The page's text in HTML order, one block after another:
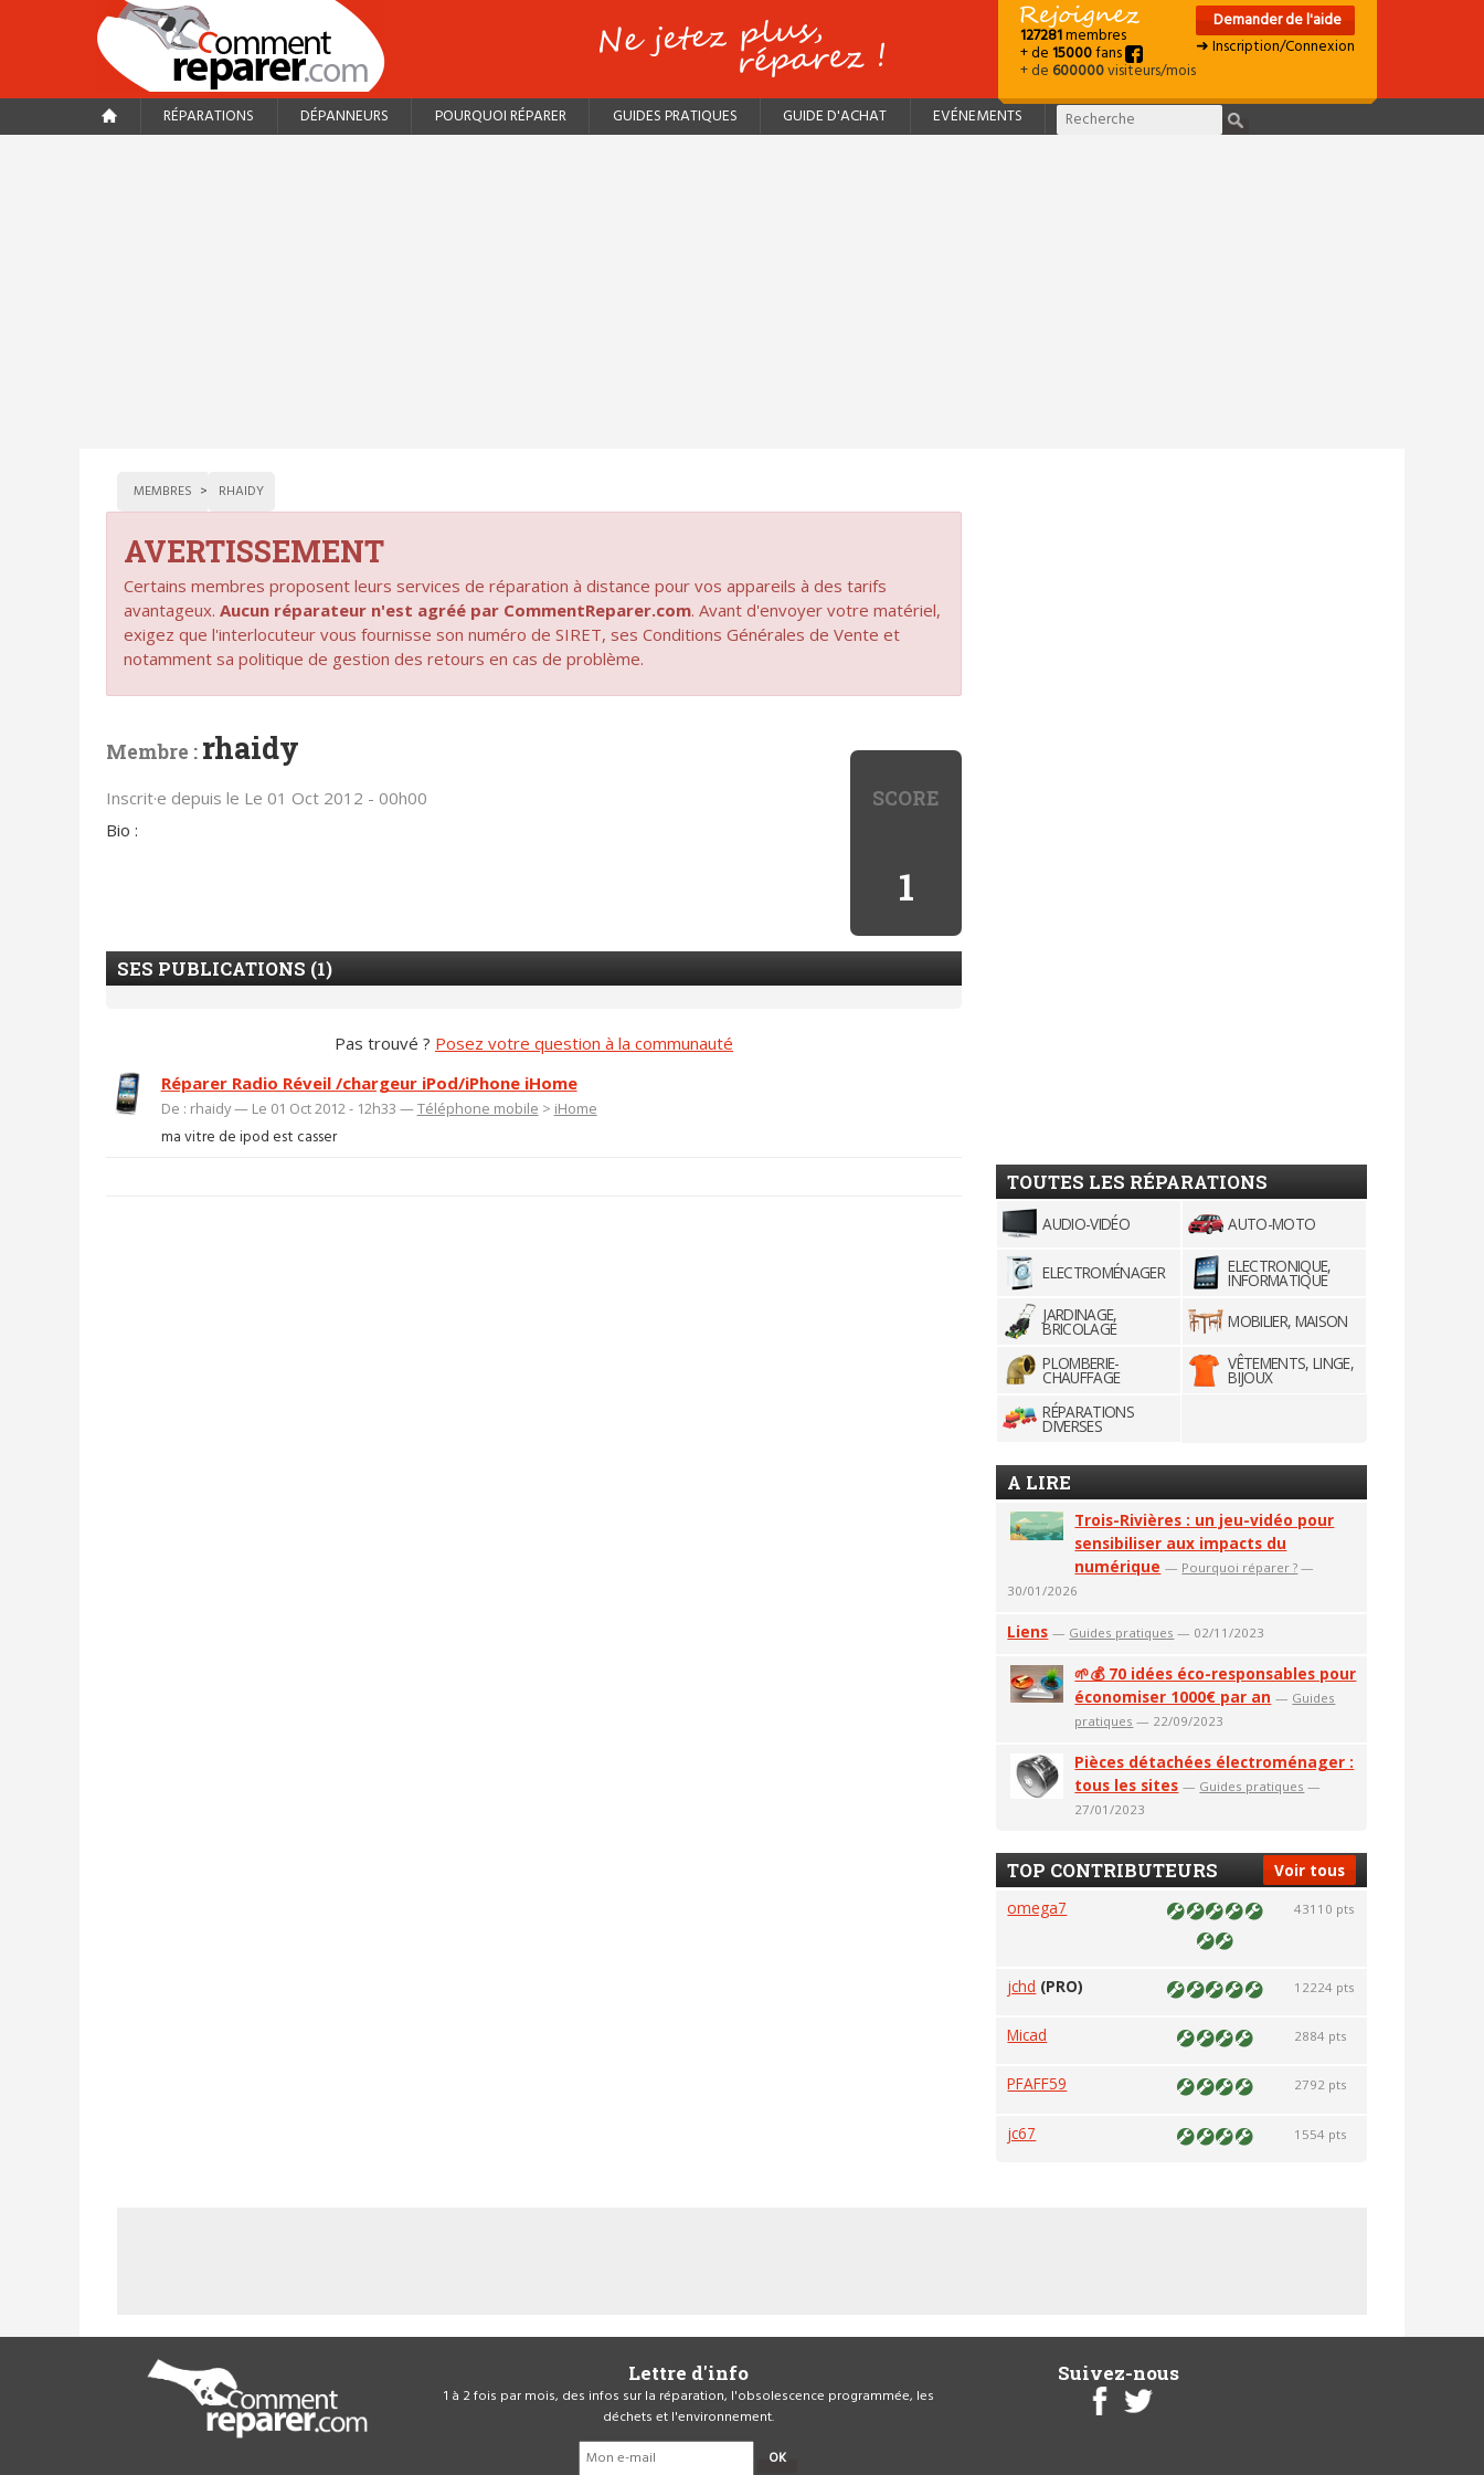
127281membres
+ de15000fans
+ de600000visiteurs/mois
Demander de l'aide
➜ Inscription/Connexion
RÉPARATIONS DÉPANNEURS POURQUOI RÉPARER GUIDES PRATIQUES GUIDE D'ACHAT EVÉNEMENTS
MEMBRES RHAIDY
AVERTISSEMENT
Certains membres proposent leurs services de réparation à distance pour vos appareils à des tarifs
avantageux. Aucun réparateur n'est agréé par CommentReparer.com. Avant d'envoyer votre matériel,
exigez que l'interlocuteur vous fournisse son numéro de SIRET, ses Conditions Générales de Vente et
notamment sa politique de gestion des retours en cas de problème.
SCORE
1
Membre : rhaidy
Inscrit·e depuis le Le 01 Oct 2012 - 00h00
Bio :
SES PUBLICATIONS (1)
Pas trouvé ? Posez votre question à la communauté
Réparer Radio Réveil /chargeur iPod/iPhone iHome
De : rhaidy — Le 01 Oct 2012 - 12h33 —Téléphone mobile > iHome
ma vitre de ipod est casser
TOUTES LES RÉPARATIONS
AUDIO-VIDÉO AUTO-MOTO
ELECTROMÉNAGER ELECTRONIQUE,
INFORMATIQUE
JARDINAGE,
BRICOLAGE
MOBILIER, MAISON
PLOMBERIE-
CHAUFFAGE
VÊTEMENTS, LINGE,
BIJOUX
RÉPARATIONS
DIVERSES
A LIRE
Trois-Rivières : un jeu-vidéo pour
sensibiliser aux impacts du
numérique — Pourquoi réparer ? —
30/01/2026
Liens — Guides pratiques — 02/11/2023
🌱💰 70 idées éco-responsables pour
économiser 1000€ par an — Guides
pratiques — 22/09/2023
Pièces détachées électroménager :
tous les sites — Guides pratiques —
27/01/2023
Voir tous
TOP CONTRIBUTEURS
omega7 43110 pts
jchd (PRO) 12224 pts
Micad 2884 pts
PFAFF59 2792 pts
jc67 1554 pts
Lettre d'info
1 à 2 fois par mois, des infos sur la réparation, l'obsolescence programmée, les
déchets et l'environnement.
OK
Suivez-nous